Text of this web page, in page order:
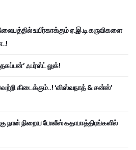
உயிர்காக்கும் ஏ.இ.டி கருவிகளை
ஃபர்ஸ்ட் லுக்!
கிடைக்கும்..! ‘விஸ்வநாத் & சன்ஸ்’
நான் நிறைய போலீஸ் கதாபாத்திரங்களில்